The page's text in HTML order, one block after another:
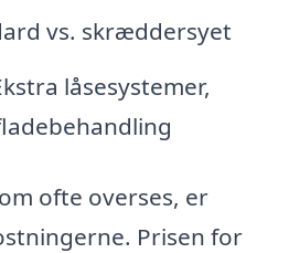
vs. skræddersyet
låsesystemer,
ofte overses, er
Prisen for